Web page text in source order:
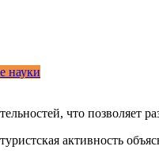
науки
что позволяет
активность